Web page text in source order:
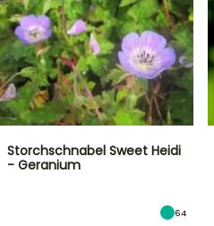
Storchschnabel Sweet Heidi
- Geranium
64